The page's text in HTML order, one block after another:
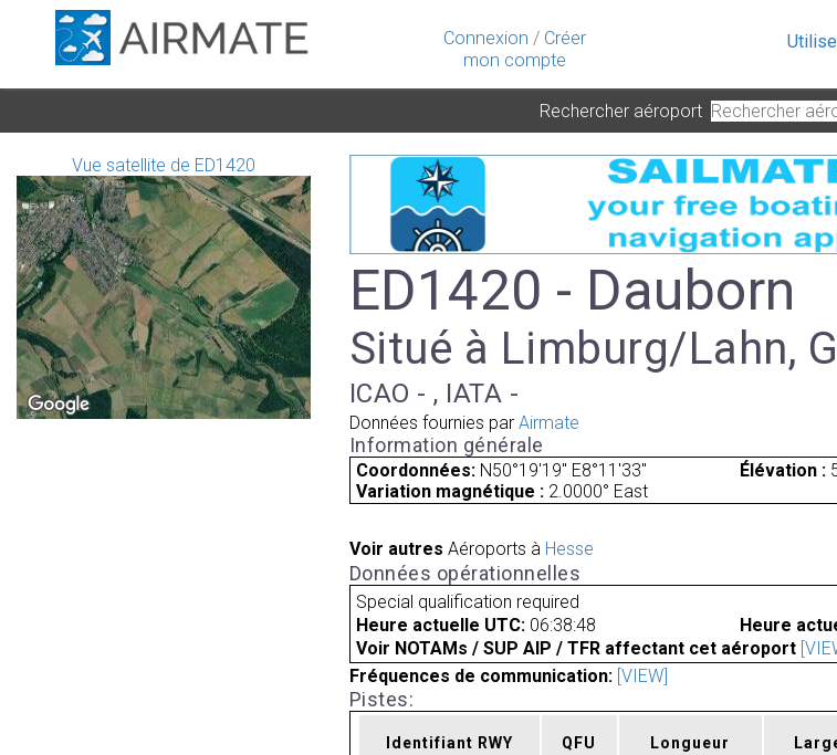
Connexion / Créer
mon compte
Rechercher aéroport
Vue satellite de ED1420
ED1420 - Dauborn
Situé à Limburg/Lahn,
ICAO - , IATA -
Données fournies par Airmate
Information générale
Coordonnées: N50°19'19" E8°11'33" Élévation :
Variation magnétique : 2.0000° East
Voir autres Aéroports à Hesse
Données opérationnelles
Special qualification required
Heure actuelle UTC: 06:38:48
Heure
Voir NOTAMs / SUP AIP / TFR affectant cet aéroport
Fréquences de communication: [VIEW]
Pistes:
Identifiant RWY QFU
Longueur